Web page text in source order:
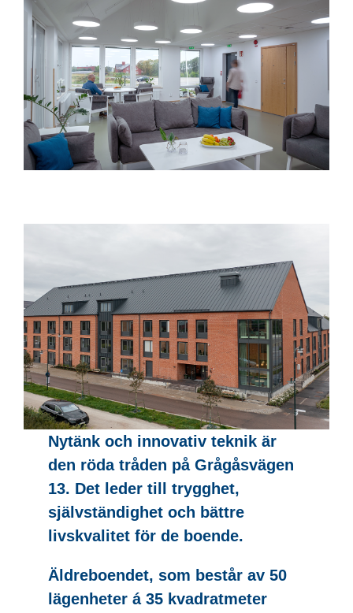
Nytänk och innovativ teknik är
den röda tråden på Grågåsvägen
13. Det leder till trygghet,
självständighet och bättre
livskvalitet för de boende.
Äldreboendet, som består av 50
lägenheter á 35 kvadratmeter